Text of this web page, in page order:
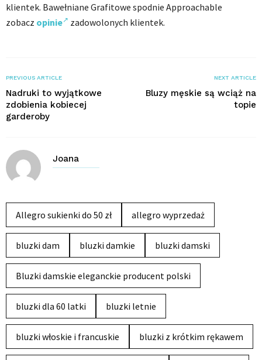
klientek. Bawełniane Grafitowe spodnie Approachable
zobacz opinie zadowolonych klientek.
PREVIOUS ARTICLE
Nadruki to wyjątkowe
zdobienia kobiecej
garderoby
NEXT ARTICLE
Bluzy męskie są wciąż na
topie
Joana
Allegro sukienki do 50 zł allegro wyprzedaż
bluzki dam bluzki damkie bluzki damski
Bluzki damskie eleganckie producent polski
bluzki dla 60 latki bluzki letnie
bluzki włoskie i francuskie bluzki z krótkim rękawem